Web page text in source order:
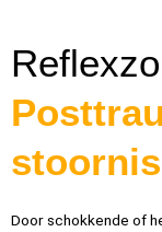
stoornis
Door schokkende of